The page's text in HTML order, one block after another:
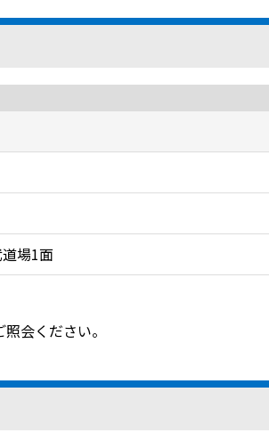
場1面
会ください。